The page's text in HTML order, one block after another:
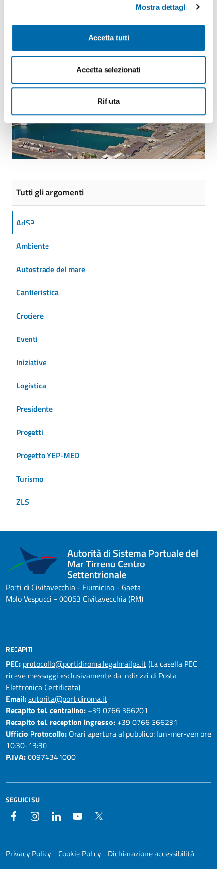
Mostra dettagli
Accetta tutti
Accetta selezionati
Rifiuta
Vedi azioni
Tutti gli argomenti
AdSP
Ambiente
Autostrade del mare
Cantieristica
Crociere
Eventi
Iniziative
Logistica
Presidente
Progetti
Progetto YEP-MED
Turismo
ZLS
Autorità di Sistema Portuale del
Mar Tirreno Centro
Settentrionale
Porti di Civitavecchia - Fiumicino - Gaeta
Molo Vespucci - 00053 Civitavecchia (RM)
RECAPITI
PEC: protocollo@portidiroma.legalmailpa.it(La casella PEC
riceve messaggi esclusivamente da indirizzi di Posta
Elettronica Certificata)
Email:autorita@portidiroma.it
Recapito tel. centralino: +39 0766 366201
Recapito tel. reception ingresso: +39 0766 366231
Ufficio Protocollo: Orari apertura al pubblico: lun-mer-ven ore
10:30-13:30
P.IVA:00974341000
SEGUICI SU
Facebook InstagramLinkedIn YouTube
Privacy Policy Cookie Policy Dichiarazione accessibilità